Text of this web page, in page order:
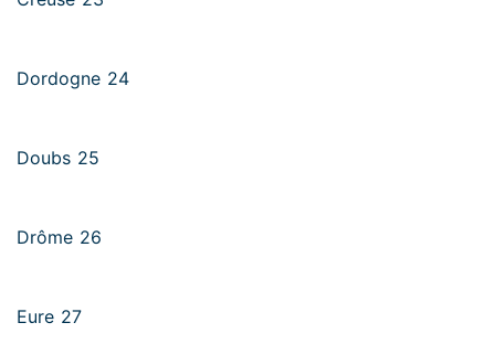
Dordogne 24
Doubs 25
Drôme 26
Eure 27